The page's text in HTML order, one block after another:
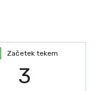
Začetek tekem
3